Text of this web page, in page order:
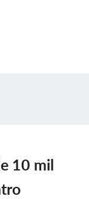
10 mil